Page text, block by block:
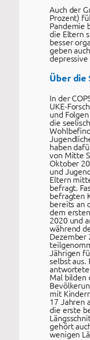
Auch der
Prozent)
Pandemie
die Eltern
besser
geben
Über die
In der
UKE-
und
die
haben
von Mitte
Oktober
und
Eltern
befragt.
befragten
bereits an
dem
2020 und
während
Dezember
Jährigen
selbst aus.
Mal bilden
mit
17 Jahren
die erste
gehört
wenigen